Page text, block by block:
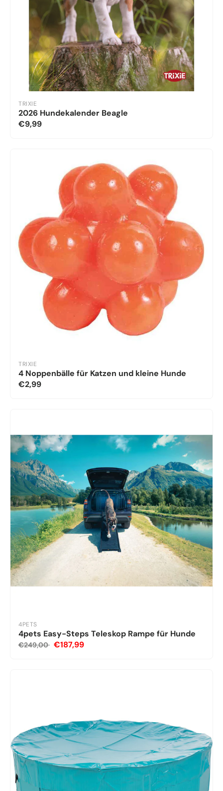
TRIXIE
2026 Hundekalender Beagle
€9,99
TRIXIE
4 Noppenbälle für Katzen und kleine Hunde
€2,99
4PETS
4pets Easy-Steps Teleskop Rampe für Hunde
€249,00 €187,99